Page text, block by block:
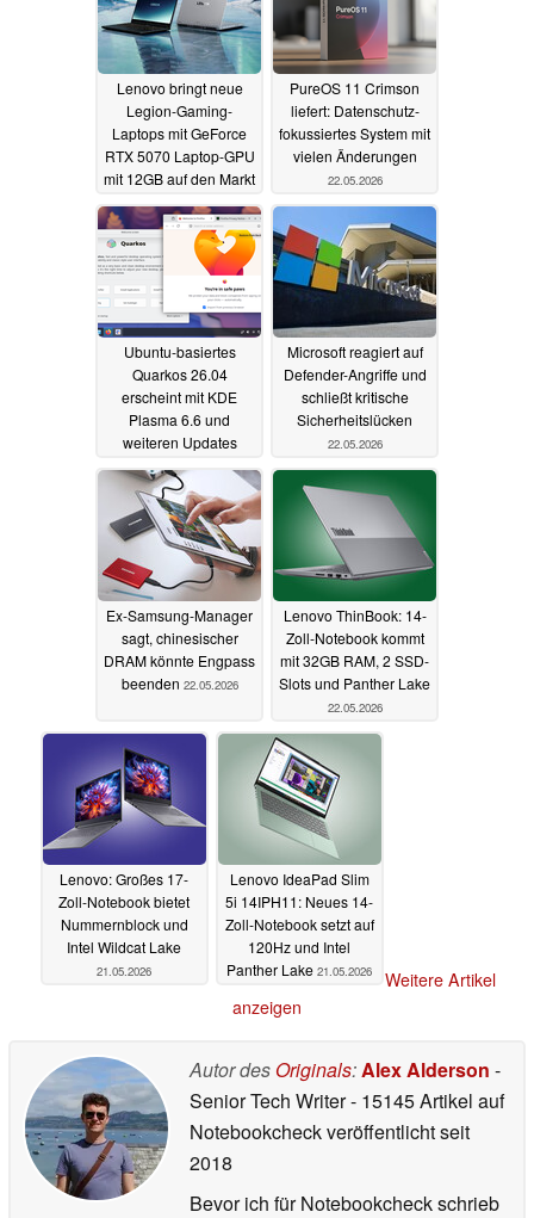
Lenovo bringt neue
Legion-Gaming-
Laptops mit GeForce
RTX 5070 Laptop-GPU
mit 12GB auf den Markt
23.05.2026
PureOS 11 Crimson
liefert: Datenschutz-
fokussiertes System mit
vielen Änderungen
22.05.2026
Ubuntu-basiertes
Quarkos 26.04
erscheint mit KDE
Plasma 6.6 und
weiteren Updates
22.05.2026
Microsoft reagiert auf
Defender-Angriffe und
schließt kritische
Sicherheitslücken
22.05.2026
Ex-Samsung-Manager
sagt, chinesischer
DRAM könnte Engpass
beenden 22.05.2026
Lenovo ThinBook: 14-
Zoll-Notebook kommt
mit 32GB RAM, 2 SSD-
Slots und Panther Lake
22.05.2026
Lenovo: Großes 17-
Zoll-Notebook bietet
Nummernblock und
Intel Wildcat Lake
21.05.2026
Lenovo IdeaPad Slim
5i 14IPH11: Neues 14-
Zoll-Notebook setzt auf
120Hz und Intel
Panther Lake 21.05.2026
Weitere Artikel
anzeigen
Autor des Originals:Alex Alderson -
Senior Tech Writer- 15145 Artikel auf
Notebookcheck veröffentlichtseit
2018
Bevor ich für Notebookcheck schrieb